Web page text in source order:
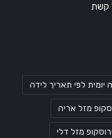
יומית לפי תאריך לידה
מזל אריה
מזל דלי